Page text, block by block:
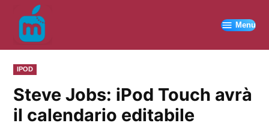
contenuto
Menu
PUBBLICATO
IN
IPOD
Steve Jobs: iPod Touch avrà
il calendario editabile